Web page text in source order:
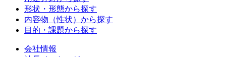
形状・形態から探す
内容物（性状）から探す
目的・課題から探す
会社情報